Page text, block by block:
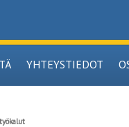
YHTEYSTIEDOT